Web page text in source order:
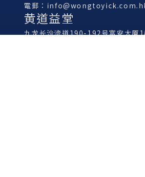
電郵：
黄道益堂
九龙长沙湾道190-192号富安大厦